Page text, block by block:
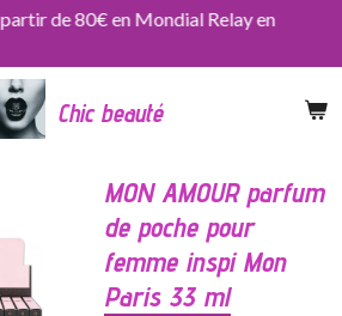
Chic beauté
de 80€ en Mondial Relay en
MON AMOUR parfum
de poche pour
femme inspi Mon
Paris 33 ml